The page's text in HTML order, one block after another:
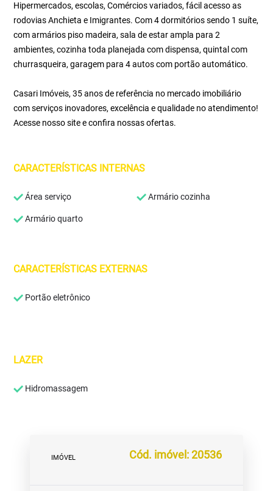
Hipermercados, escolas, Comércios variados, fácil acesso as
rodovias Anchieta e Imigrantes. Com 4 dormitórios sendo 1 suíte,
com armários piso madeira, sala de estar ampla para 2
ambientes, cozinha toda planejada com dispensa, quintal com
churrasqueira, garagem para 4 autos com portão automático.
Casari Imóveis, 35 anos de referência no mercado imobiliário
com serviços inovadores, excelência e qualidade no atendimento!
Acesse nosso site e confira nossas ofertas.
CARACTERÍSTICAS INTERNAS
Área serviço Armário cozinha
Armário quarto
CARACTERÍSTICAS EXTERNAS
Portão eletrônico
LAZER
Hidromassagem
IMÓVEL Cód. imóvel: 20536